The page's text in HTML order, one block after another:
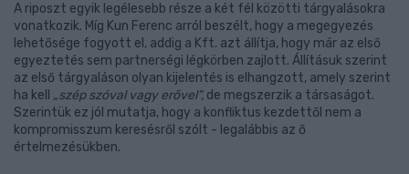
A riposzt egyik legélesebb része a két fél közötti tárgyalásokra
vonatkozik. Míg Kun Ferenc arról beszélt, hogy a megegyezés
lehetősége fogyott el, addig a Kft. azt állítja, hogy már az első
egyeztetés sem partnerségi légkörben zajlott. Állításuk szerint
az első tárgyaláson olyan kijelentés is elhangzott, amely szerint
ha kell „szép szóval vagy erővel”, de megszerzik a társaságot.
Szerintük ez jól mutatja, hogy a konfliktus kezdettől nem a
kompromisszum keresésről szólt - legalábbis az ő
értelmezésükben.